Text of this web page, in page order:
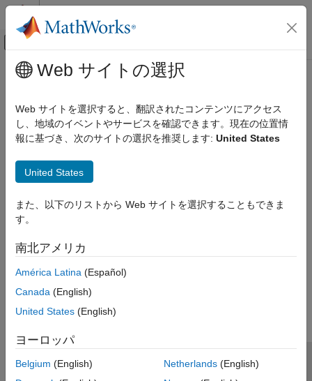
コンテンツへスキップ
オフキャンバス ナビゲーション メ
ドキュメンテーションのホーム
FPGA、ASIC、および SoC 開発
メインコンテンツ
Web サイトの選択
Web サイトを選択すると、翻訳されたコンテンツにアクセス
し、地域のイベントやサービスを確認できます。現在の位置情
報に基づき、次のサイトの選択を推奨します: United States
United States
また、以下のリストから Web サイトを選択することもできま
す。
南北アメリカ
América Latina (Español)
Canada (English)
United States (English)
ヨーロッパ
Belgium (English)
Netherlands(English)
トラストセンター
プライバシー ポリシー